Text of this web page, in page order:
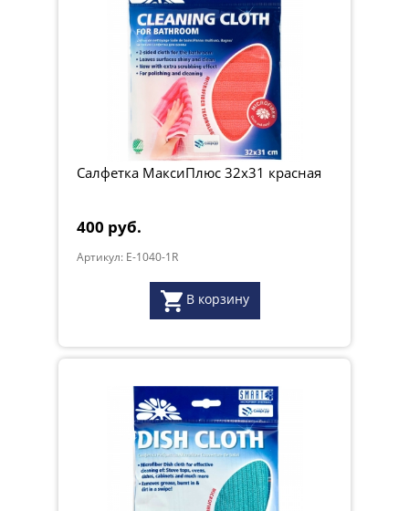
Салфетка МаксиПлюс 32х31 красная
400 руб.
Артикул: E-1040-1R
В корзину